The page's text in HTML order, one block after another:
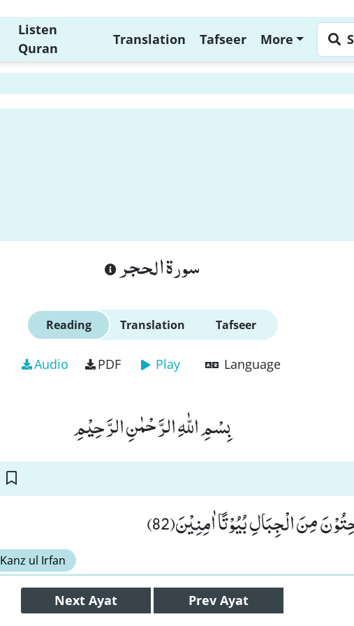
Listen
Quran
Translation Tafseer More
سورة الحجر
Reading Translation Tafseer
Audio PDF Play Language
بِسْمِ اللّٰهِ الرَّحْمٰنِ الرَّحِیْمِ
مِنَ الْجِبَالِ بُیُوْتًا اٰمِنِیْنَ(82)
Kanz ul Irfan
Next Ayat Prev Ayat